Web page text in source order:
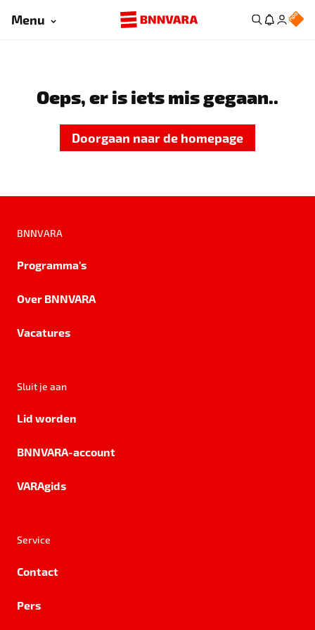
Menu
Oeps, er is iets mis gegaan..
Doorgaan naar de homepage
BNNVARA
Programma's
Over BNNVARA
Vacatures
Sluit je aan
Lid worden
BNNVARA-account
VARAgids
Service
Contact
Pers